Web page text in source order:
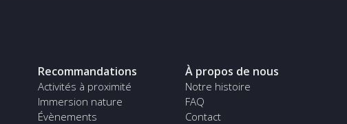
Recommandations
Activités à proximité
Immersion nature
Évènements
À propos de nous
Notre histoire
FAQ
Contact